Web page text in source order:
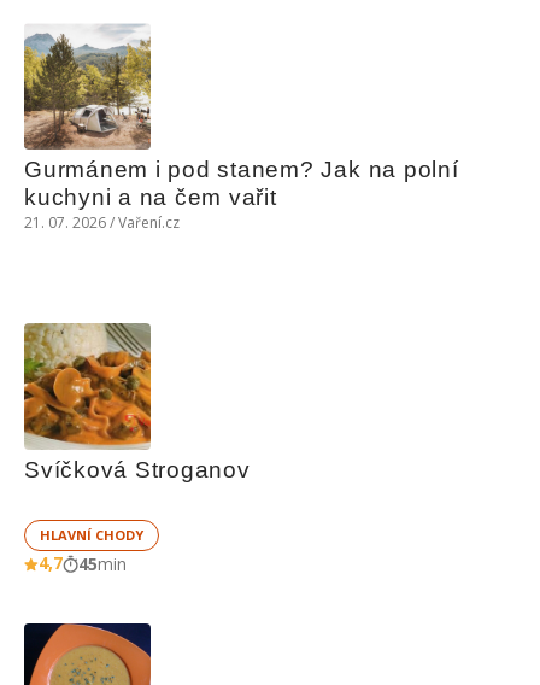
Gurmánem i pod stanem? Jak na polní
kuchyni a na čem vařit
21. 07. 2026 / Vaření.cz
Svíčková Stroganov
HLAVNÍ CHODY
4,7 45min